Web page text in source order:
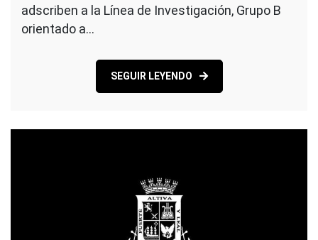
adscriben a la Línea de Investigación, Grupo B
orientado a…
SEGUIR LEYENDO